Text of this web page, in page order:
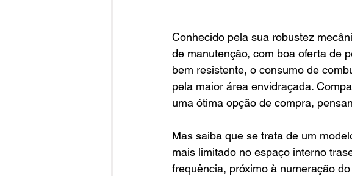
Conhecido pela sua robustez
de manutenção, com boa oferta de
bem resistente, o consumo de
pela maior área envidraçada.
uma ótima opção de compra,
Mas saiba que se trata de um
mais limitado no espaço interno
frequência, próximo à numeração